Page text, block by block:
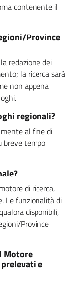
contenente il
Province
redazione dei
la ricerca sarà
non appena
regionali?
al fine di
breve tempo
di ricerca,
Le funzionalità di
disponibili,
Province
Motore
e